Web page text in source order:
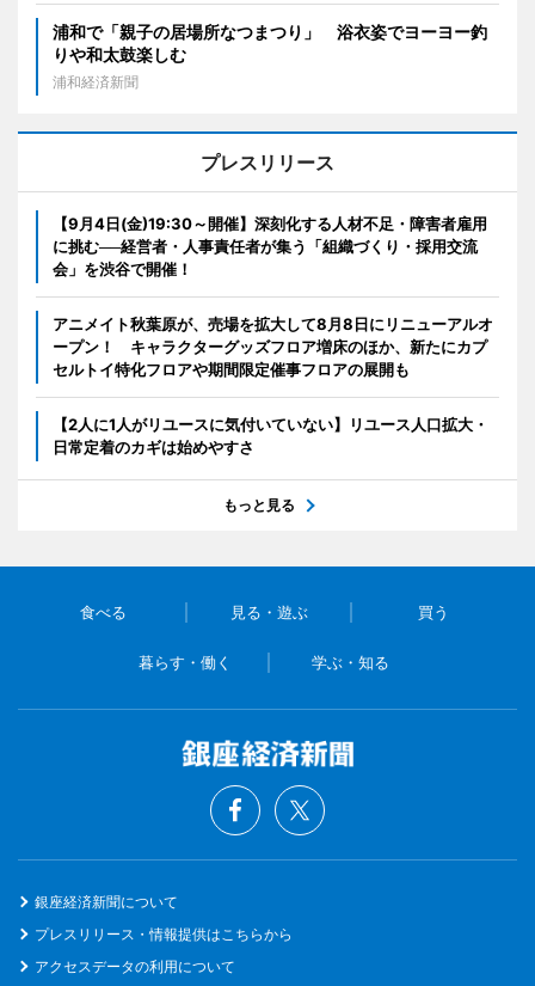
浦和で「親子の居場所なつまつり」 浴衣姿でヨーヨー釣
りや和太鼓楽しむ
浦和経済新聞
プレスリリース
【9月4日(金)19:30～開催】深刻化する人材不足・障害者雇用
に挑む──経営者・人事責任者が集う「組織づくり・採用交流
会」を渋谷で開催！
アニメイト秋葉原が、売場を拡大して8月8日にリニューアルオ
ープン！ キャラクターグッズフロア増床のほか、新たにカプ
セルトイ特化フロアや期間限定催事フロアの展開も
【2人に1人がリユースに気付いていない】リユース人口拡大・
日常定着のカギは始めやすさ
もっと見る
食べる 見る・遊ぶ 買う
暮らす・働く 学ぶ・知る
銀座経済新聞について
プレスリリース・情報提供はこちらから
アクセスデータの利用について